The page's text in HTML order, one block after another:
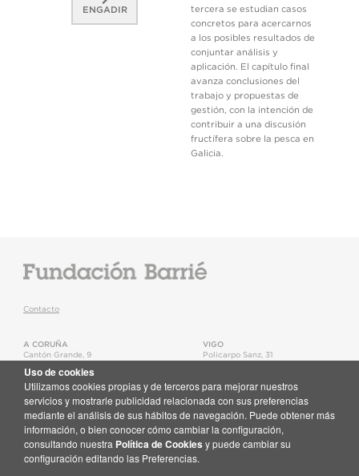
ENGADIR
tercera se estudian casos
concretos para acercarnos
a los posibles resultados de
conjuntar análisis y
aplicación. El capítulo final
avanza conclusiones del
trabajo y propuestas de
gestión, con la intención de
contribuir a una discusión
fructífera sobre la pesca en
Galicia.
Contacto
A CORUÑA
Cantón Grande, 9
T.+34 981 22 15 25
Mapa
VIGO
Policarpo Sanz, 31
Mapa
Recibe no teu correo toda a actualidade da Fundación Barrié
Suscríbete aquí
Uso de cookies
Utilizamos cookies propias y de terceros para mejorar nuestros
servicios y mostrarle publicidad relacionada con sus preferencias
mediante el análisis de sus hábitos de navegación. Puede obtener más
información, o bien conocer cómo cambiar la configuración,
consultando nuestra Política de Cookies y puede cambiar su
configuración editando las Preferencias.